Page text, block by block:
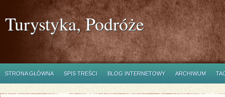
Turystyka, Podróże
STRONA GŁÓWNA SPIS TREŚCI BLOG INTERNETOWY ARCHIWUM